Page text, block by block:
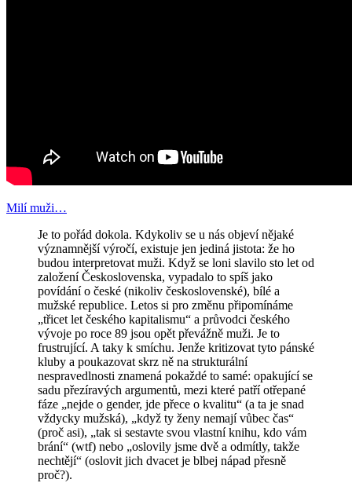
Milí muži…
Je to pořád dokola. Kdykoliv se u nás objeví nějaké
významnější výročí, existuje jen jediná jistota: že ho
budou interpretovat muži. Když se loni slavilo sto let od
založení Československa, vypadalo to spíš jako
povídání o české (nikoliv československé), bílé a
mužské republice. Letos si pro změnu připomínáme
„třicet let českého kapitalismu“ a průvodci českého
vývoje po roce 89 jsou opět převážně muži. Je to
frustrující. A taky k smíchu. Jenže kritizovat tyto pánské
kluby a poukazovat skrz ně na strukturální
nespravedlnosti znamená pokaždé to samé: opakující se
sadu přezíravých argumentů, mezi které patří otřepané
fáze „nejde o gender, jde přece o kvalitu“ (a ta je snad
vždycky mužská), „když ty ženy nemají vůbec čas“
(proč asi), „tak si sestavte svou vlastní knihu, kdo vám
brání“ (wtf) nebo „oslovily jsme dvě a odmítly, takže
nechtějí“ (oslovit jich dvacet je blbej nápad přesně
proč?).